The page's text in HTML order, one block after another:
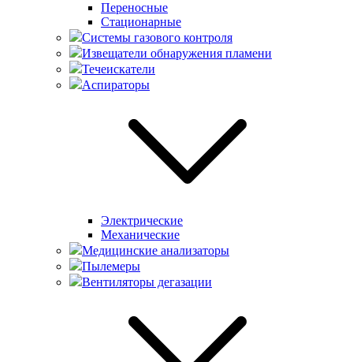
Переносные
Стационарные
Системы газового контроля
Извещатели обнаружения пламени
Течеискатели
Аспираторы
Электрические
Механические
Медицинские анализаторы
Пылемеры
Вентиляторы дегазации